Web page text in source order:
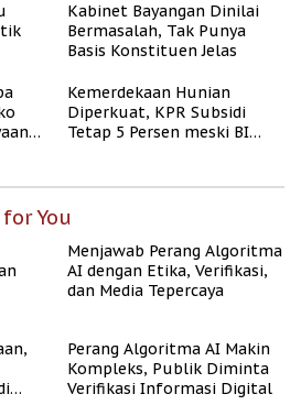
Kabinet Bayangan Dinilai
Bermasalah, Tak Punya
Basis Konstituen Jelas
Kemerdekaan Hunian
Diperkuat, KPR Subsidi
Tetap 5 Persen meski BI
You
Menjawab Perang Algoritma
AI dengan Etika, Verifikasi,
dan Media Tepercaya
Perang Algoritma AI Makin
Kompleks, Publik Diminta
Verifikasi Informasi Digital